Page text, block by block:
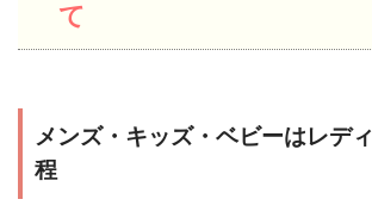
て
メンズ・キッズ・ベビーはレデ
程